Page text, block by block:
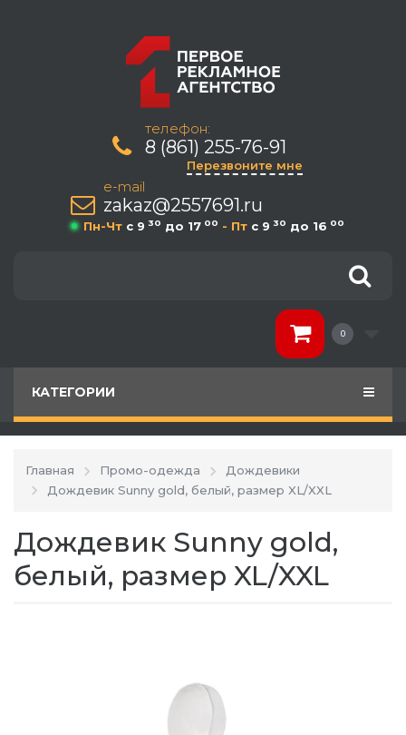
телефон:
8 (861) 255-76-91
Перезвоните мне
e-mail
zakaz@2557691.ru
Пн-Чт c 9 30 до 17 00 - Пт c 9 30 до 16 00
0
КАТЕГОРИИ
Главная Промо-одежда
Дождевики
Дождевик Sunny gold, белый, размер XL/XXL
Дождевик Sunny gold,
белый, размер XL/XXL